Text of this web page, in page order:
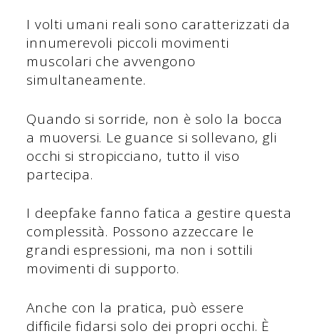
I volti umani reali sono caratterizzati da
innumerevoli piccoli movimenti
muscolari che avvengono
simultaneamente.
Quando si sorride, non è solo la bocca
a muoversi. Le guance si sollevano, gli
occhi si stropicciano, tutto il viso
partecipa.
I deepfake fanno fatica a gestire questa
complessità. Possono azzeccare le
grandi espressioni, ma non i sottili
movimenti di supporto.
Anche con la pratica, può essere
difficile fidarsi solo dei propri occhi. È